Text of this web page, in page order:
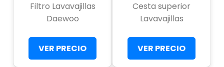
Filtro Lavavajillas
Daewoo
VER PRECIO
Cesta superior
Lavavajillas
VER PRECIO